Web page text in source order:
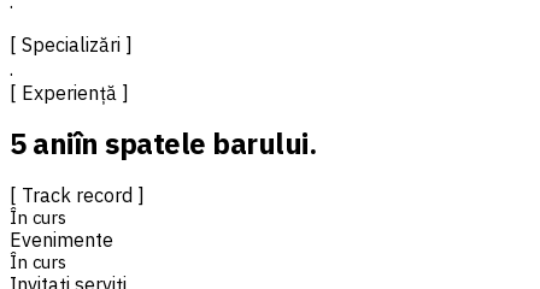
[ Specializări ]
.
[ Experiență ]
5 aniîn spatele barului.
[ Track record ]
În curs
Evenimente
În curs
Invitați serviți